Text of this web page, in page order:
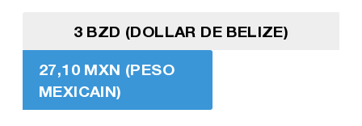
3 BZD (DOLLAR DE BELIZE)
27,10 MXN (PESO
MEXICAIN)